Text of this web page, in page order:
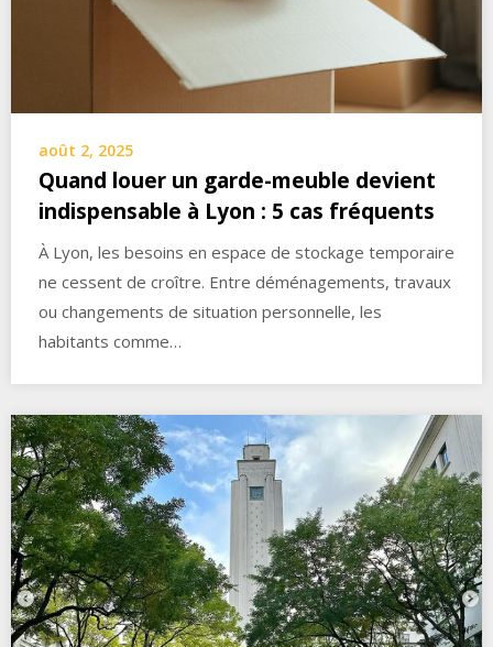
août 2, 2025
Quand louer un garde-meuble devient
indispensable à Lyon : 5 cas fréquents
À Lyon, les besoins en espace de stockage temporaire
ne cessent de croître. Entre déménagements, travaux
ou changements de situation personnelle, les
habitants comme…